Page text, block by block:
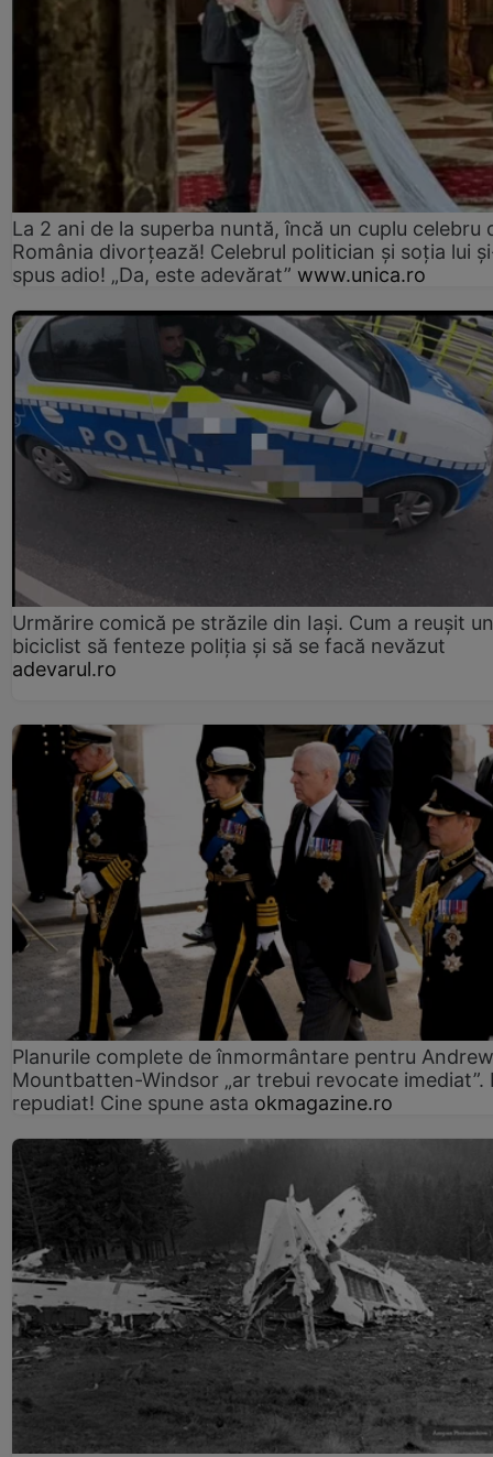
La 2 ani de la superba nuntă, încă un cuplu celebru
România divorțează! Celebrul politician și soția lui
spus adio! „Da, este adevărat” www.unica.ro
Urmărire comică pe străzile din Iași. Cum a reușit un
biciclist să fenteze poliția și să se facă nevăzut
adevarul.ro
Planurile complete de înmormântare pentru Andrew
Mountbatten-Windsor „ar trebui revocate imediat”.
repudiat! Cine spune asta okmagazine.ro